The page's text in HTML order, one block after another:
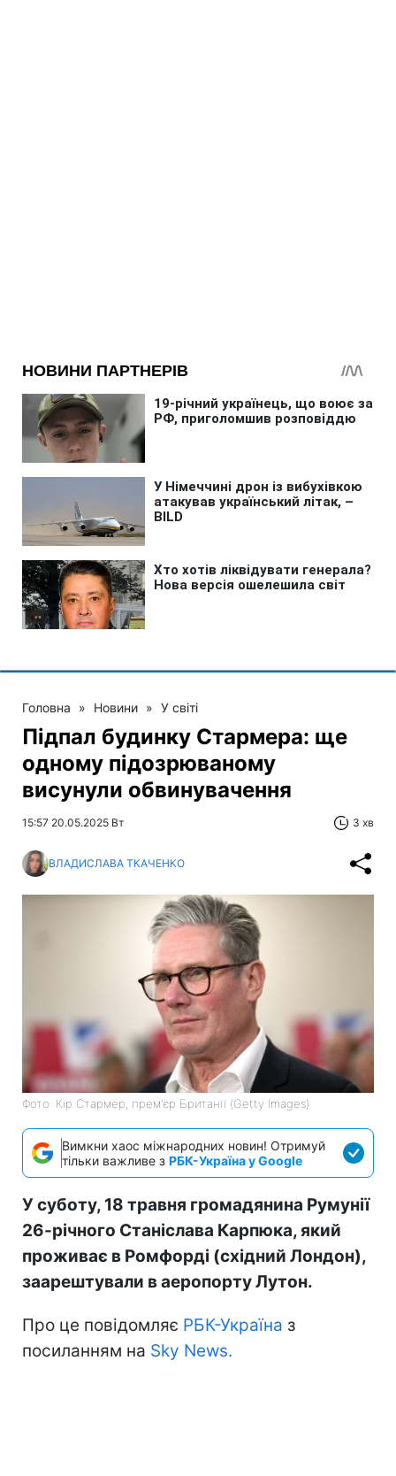
Головна » Новини » У світі
Підпал будинку Стармера: ще
одному підозрюваному
висунули обвинувачення
15:57 20.05.2025 Вт 3 хв
ВЛАДИСЛАВА ТКАЧЕНКО
Фото: Кір Стармер, прем'єр Британії (Getty Images)
Вимкни хаос міжнародних новин! Отримуй
тільки важливе з РБК-Україна у Google
У суботу, 18 травня громадянина Румунії
26-річного Станіслава Карпюка, який
проживає в Ромфорді (східний Лондон),
заарештували в аеропорту Лутон.
Про це повідомляє РБК-Україна з
посиланням на Sky News.